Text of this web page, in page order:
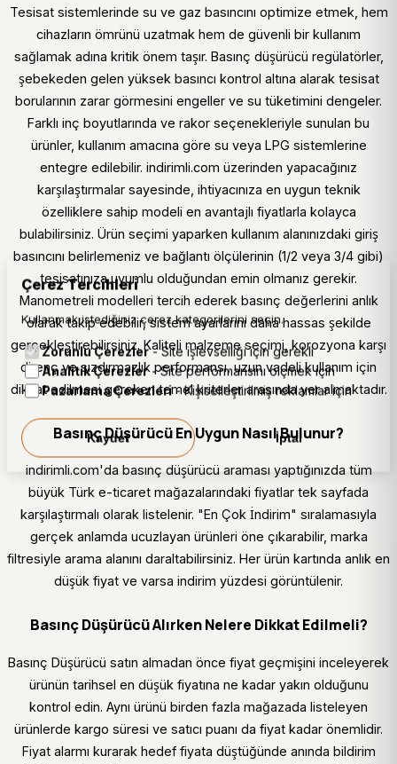
Tesisat sistemlerinde su ve gaz basıncını optimize etmek, hem
cihazların ömrünü uzatmak hem de güvenli bir kullanım
sağlamak adına kritik önem taşır. Basınç düşürücü regülatörler,
şebekeden gelen yüksek basıncı kontrol altına alarak tesisat
borularının zarar görmesini engeller ve su tüketimini dengeler.
Farklı inç boyutlarında ve rakor seçenekleriyle sunulan bu
ürünler, kullanım amacına göre su veya LPG sistemlerine
entegre edilebilir. indirimli.com üzerinden yapacağınız
karşılaştırmalar sayesinde, ihtiyacınıza en uygun teknik
özelliklere sahip modeli en avantajlı fiyatlarla kolayca
bulabilirsiniz. Ürün seçimi yaparken kullanım alanınızdaki giriş
basıncını belirlemeniz ve bağlantı ölçülerinin (1/2 veya 3/4 gibi)
tesisatınıza uyumlu olduğundan emin olmanız gerekir.
Manometreli modelleri tercih ederek basınç değerlerini anlık
olarak takip edebilir, sistem ayarlarını daha hassas şekilde
gerçekleştirebilirsiniz. Kaliteli malzeme seçimi, korozyona karşı
direnç ve sızdırmazlık performansı, uzun vadeli kullanım için
dikkat edilmesi gereken temel kriterler arasında yer almaktadır.
Basınç Düşürücü En Uygun Nasıl Bulunur?
indirimli.com'da basınç düşürücü araması yaptığınızda tüm
büyük Türk e-ticaret mağazalarındaki fiyatlar tek sayfada
karşılaştırmalı olarak listelenir. "En Çok İndirim" sıralamasıyla
gerçek anlamda ucuzlayan ürünleri öne çıkarabilir, marka
filtresiyle arama alanını daraltabilirsiniz. Her ürün kartında anlık en
düşük fiyat ve varsa indirim yüzdesi görüntülenir.
Basınç Düşürücü Alırken Nelere Dikkat Edilmeli?
Basınç Düşürücü satın almadan önce fiyat geçmişini inceleyerek
ürünün tarihsel en düşük fiyatına ne kadar yakın olduğunu
kontrol edin. Aynı ürünü birden fazla mağazada listeleyen
ürünlerde kargo süresi ve satıcı puanı da fiyat kadar önemlidir.
Fiyat alarmı kurarak hedef fiyata düştüğünde anında bildirim
Çerez Tercihleri
Kullanmak istediğiniz çerez kategorilerini seçin.
Zorunlu Çerezler- Site işlevselliği için gerekli
Analitik Çerezler- Site performansını ölçmek için
Pazarlama Çerezleri- Kişiselleştirilmiş reklamlar için
Kaydet İptal